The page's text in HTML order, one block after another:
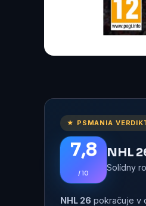
★ PSMANIA
7,8
/ 10
NHL
Solídny
NHL 26 pokračuje v